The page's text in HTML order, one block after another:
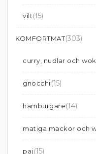
vilt(15)
KOMFORTMAT(303)
curry, nudlar och wok
gnocchi(15)
hamburgare(14)
matiga mackor och
paj(15)